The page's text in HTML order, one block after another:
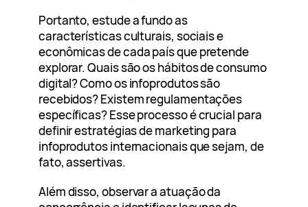
Portanto, estude a fundo as
características culturais, sociais e
econômicas de cada país que pretende
explorar. Quais são os hábitos de consumo
digital? Como os infoprodutos são
recebidos? Existem regulamentações
específicas? Esse processo é crucial para
definir estratégias de marketing para
infoprodutos internacionais que sejam, de
fato, assertivas.
Além disso, observar a atuação da